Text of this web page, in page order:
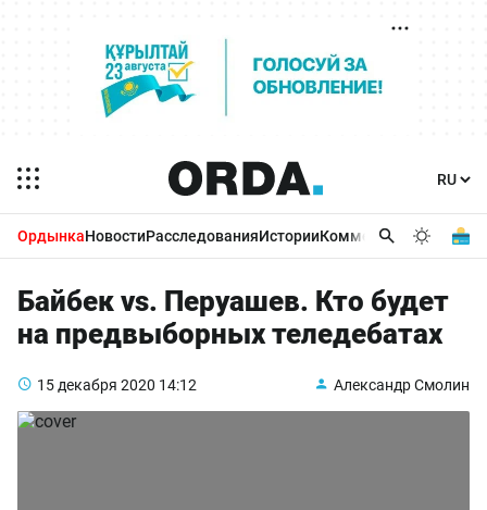
ОрдынкаНовостиРасследованияИсторииКомментарииБизнес
Байбек vs. Перуашев. Кто будет
на предвыборных теледебатах
15 декабря 2020 14:12 Александр Смолин